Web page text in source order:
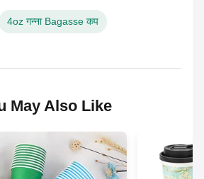
4oz गन्ना Bagasse कप
May Also Like